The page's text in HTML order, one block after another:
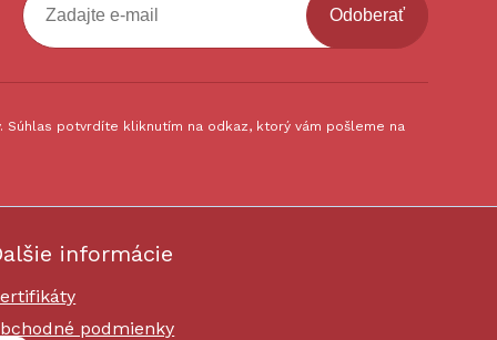
Odoberať
potvrdíte kliknutím na odkaz, ktorý vám pošleme na
informácie
podmienky